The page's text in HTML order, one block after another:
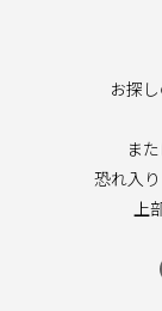
お探
ま
恐れ入
上